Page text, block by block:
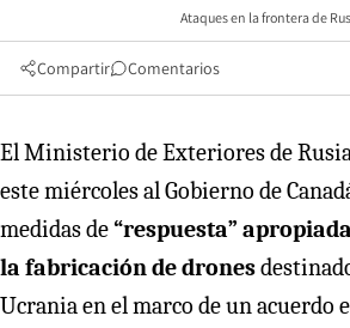
Ataques en la frontera de
Compartir Comentarios
El Ministerio de Exteriores de
este miércoles al Gobierno de
medidas de“respuesta”
la fabricación de drones
Ucrania en el marco de un acuerdo